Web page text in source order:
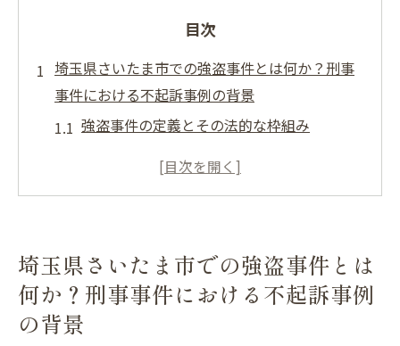
目次
埼玉県さいたま市での強盗事件とは何か？刑事
事件における不起訴事例の背景
強盗事件の定義とその法的な枠組み
埼玉県さいたま市における強盗事件の発生
不起訴に至るまでの法的な要因とは
刑事事件における地域性の影響
逮捕後の迅速な対応が鍵！刑事事件における不
埼玉県さいたま市での強盗事件とは
何か？刑事事件における不起訴事例
の背景